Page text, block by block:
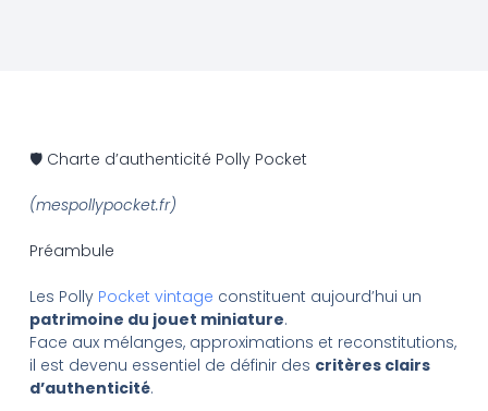
🛡️ Charte d’authenticité Polly Pocket
(mespollypocket.fr)
Préambule
Les Polly Pocket vintage constituent aujourd’hui un
patrimoine du jouet miniature.
Face aux mélanges, approximations et reconstitutions,
il est devenu essentiel de définir des critères clairs
d’authenticité.